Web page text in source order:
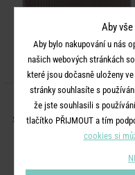
SHEHERAZADE
Sedák oválný sametový s
prostorem - béžová
2 490 Kč
Aby
Aby bylo nakupování u nás
našich webových stránkách
které jsou dočasně uloženy
stránky souhlasíte s
že jste souhlasili s
tlačítko PŘIJMOUT a tím
cookies si